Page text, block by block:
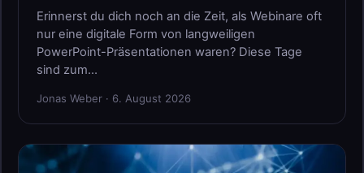
Erinnerst du dich noch an die Zeit, als Webinare oft
nur eine digitale Form von langweiligen
PowerPoint-Präsentationen waren? Diese Tage
sind zum…
Jonas Weber · 6. August 2026